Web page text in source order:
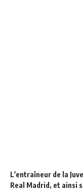
L'entraîneur de la
Real Madrid, et ainsi